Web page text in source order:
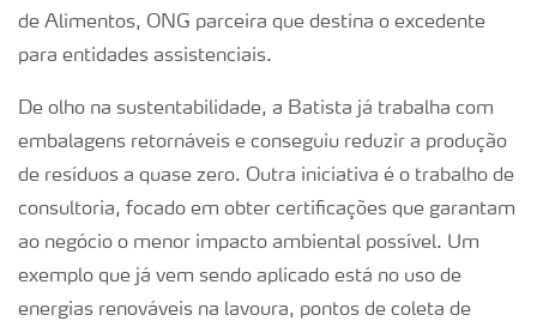
de Alimentos, ONG parceira que destina o excedente
para entidades assistenciais.
De olho na sustentabilidade, a Batista já trabalha com
embalagens retornáveis e conseguiu reduzir a produção
de resíduos a quase zero. Outra iniciativa é o trabalho de
consultoria, focado em obter certificações que garantam
ao negócio o menor impacto ambiental possível. Um
exemplo que já vem sendo aplicado está no uso de
energias renováveis na lavoura, pontos de coleta de